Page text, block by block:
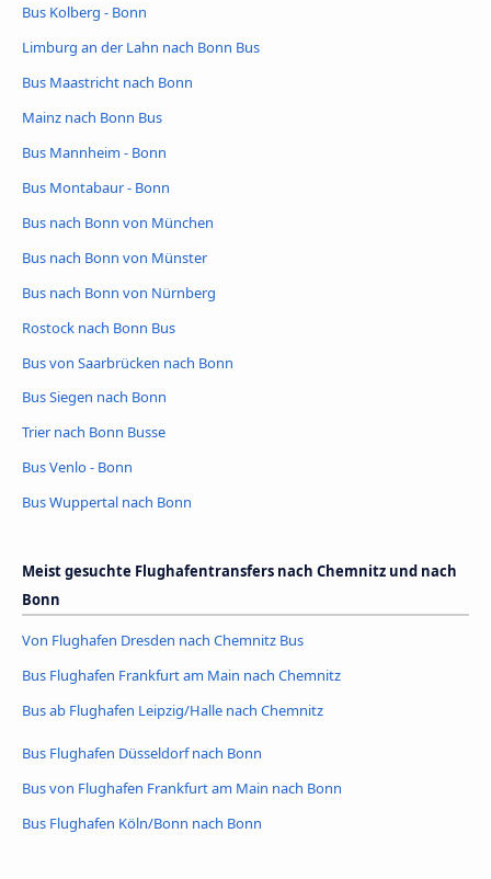
Bus Kolberg - Bonn
Limburg an der Lahn nach Bonn Bus
Bus Maastricht nach Bonn
Mainz nach Bonn Bus
Bus Mannheim - Bonn
Bus Montabaur - Bonn
Bus nach Bonn von München
Bus nach Bonn von Münster
Bus nach Bonn von Nürnberg
Rostock nach Bonn Bus
Bus von Saarbrücken nach Bonn
Bus Siegen nach Bonn
Trier nach Bonn Busse
Bus Venlo - Bonn
Bus Wuppertal nach Bonn
Meist gesuchte Flughafentransfers nach Chemnitz und nach
Bonn
Von Flughafen Dresden nach Chemnitz Bus
Bus Flughafen Frankfurt am Main nach Chemnitz
Bus ab Flughafen Leipzig/Halle nach Chemnitz
Bus Flughafen Düsseldorf nach Bonn
Bus von Flughafen Frankfurt am Main nach Bonn
Bus Flughafen Köln/Bonn nach Bonn